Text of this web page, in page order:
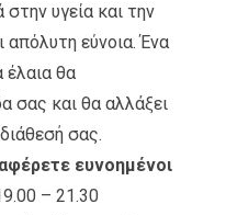
υγεία και την
απόλυτη εύνοια. Ένα
έλαια θα
σας και θα αλλάξει
σας.
ευνοημένοι
– 21.30